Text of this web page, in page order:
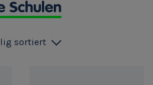
Schulen
sortiert